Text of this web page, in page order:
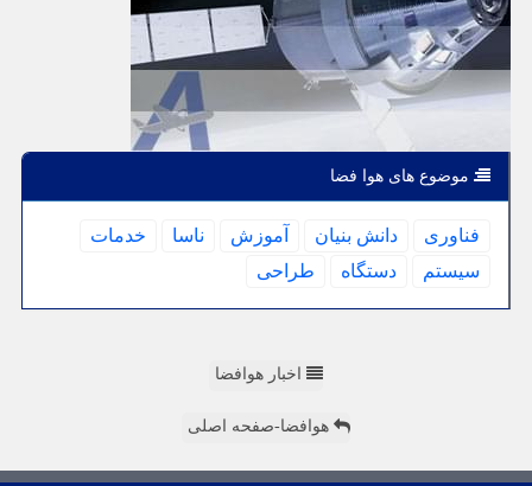
موضوع های هوا فضا
فناوری دانش بنیان آموزش ناسا
خدمات
سیستم
دستگاه طراحی
اخبار هوافضا
هوافضا-صفحه اصلی